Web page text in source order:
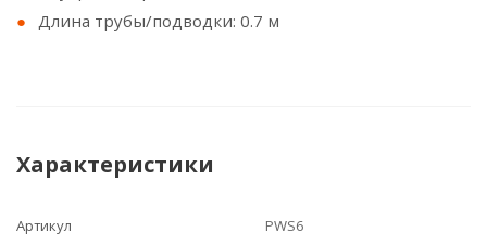
Длина трубы/подводки: 0.7 м
Характеристики
Артикул
PWS6